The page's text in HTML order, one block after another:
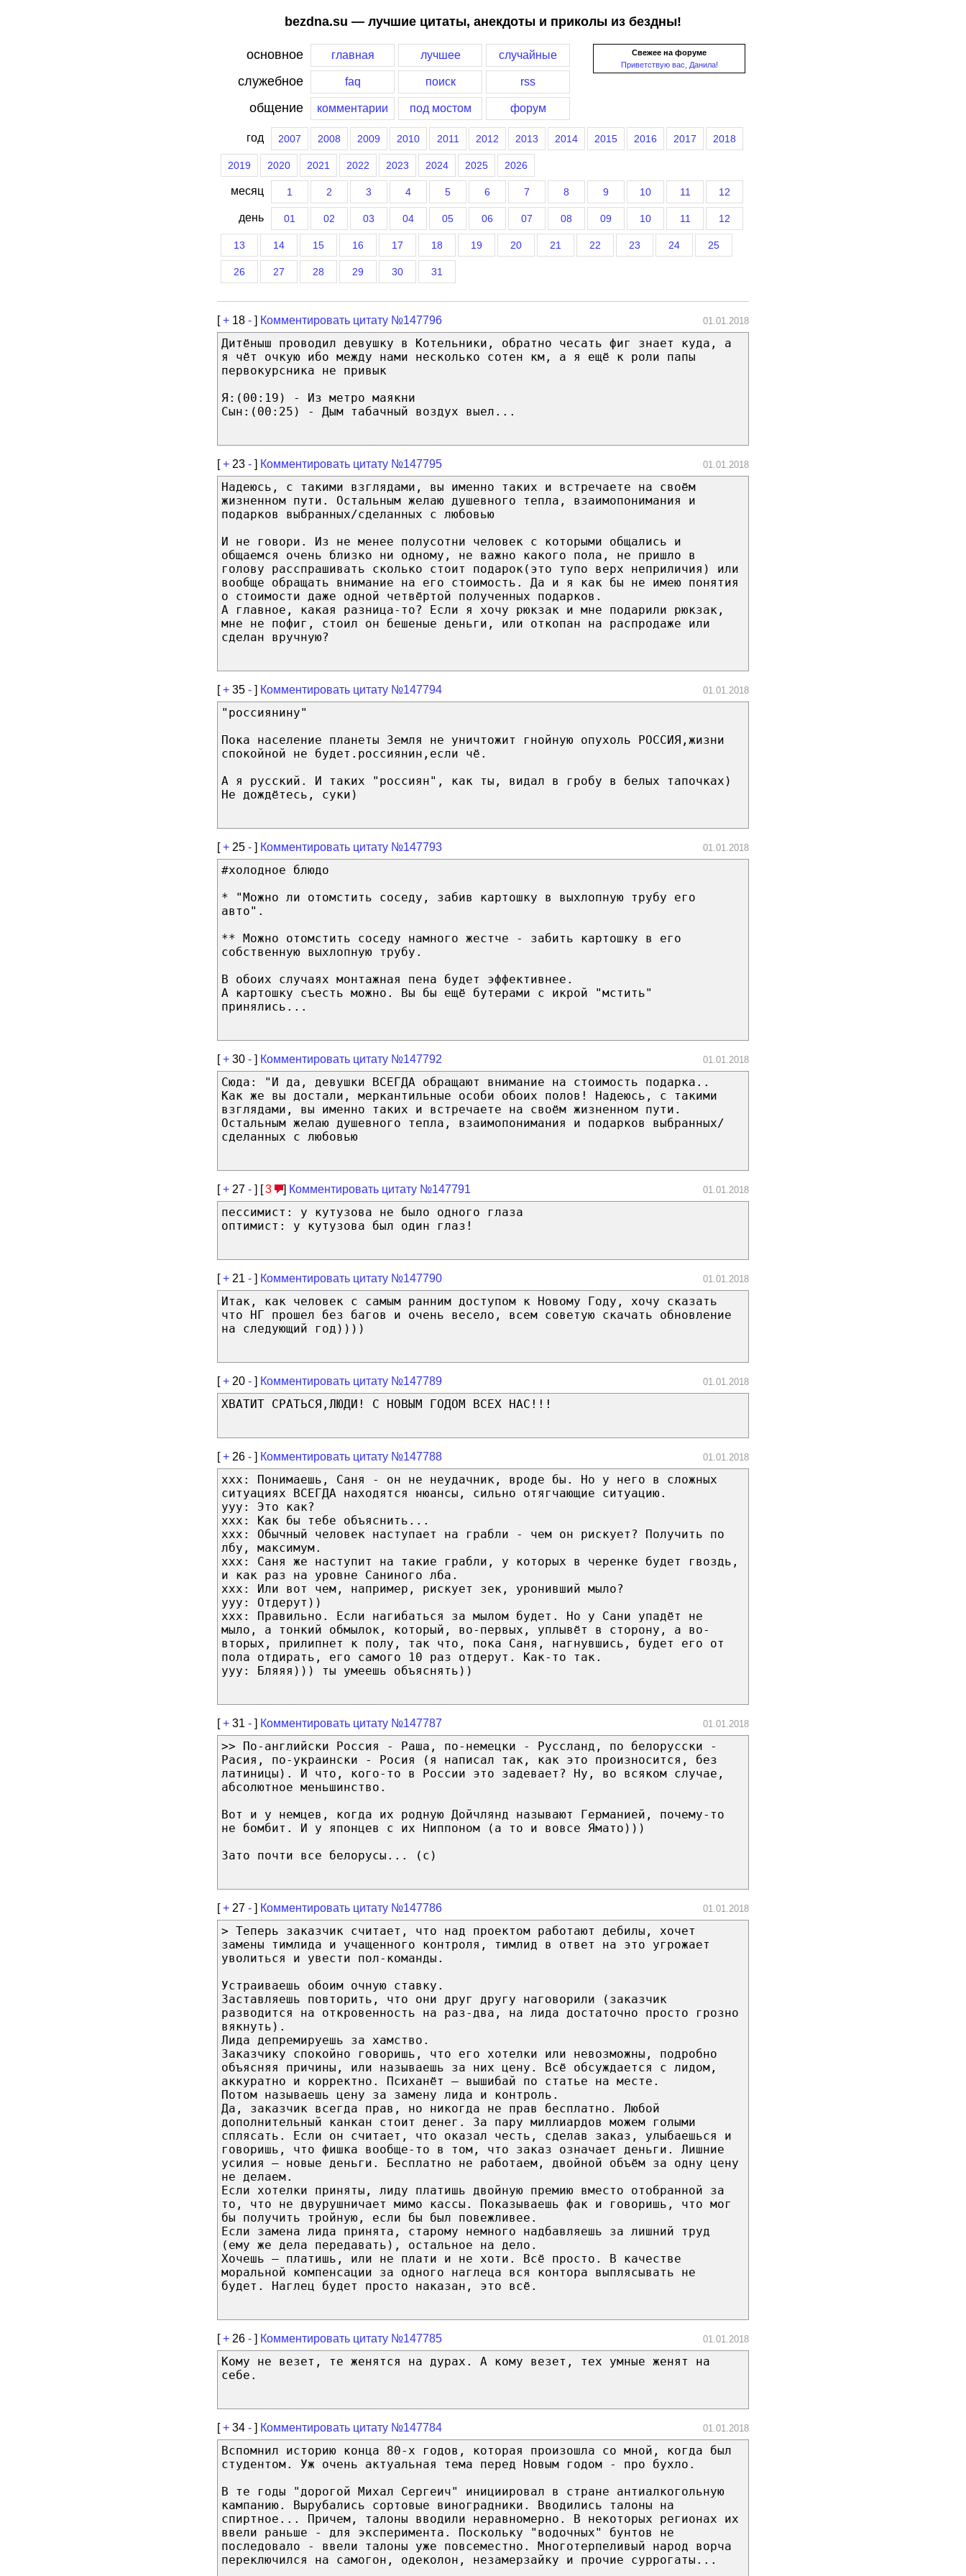
bezdna.su — лучшие цитаты, анекдоты и приколы из бездны!
Свежее на форуме
Приветствую вас, Данила!
основное главная лучшее случайные
служебное faq поиск rss
общение комментарии под мостом форум
год 2007 2008 2009 2010 2011 2012 2013 2014 2015 2016 2017 2018
2019 2020 2021 2022 2023 2024 2025 2026
месяц 1 2 3 4 5 6 7 8 9 10 11 12
день 01 02 03 04 05 06 07 08 09 10 11 12
13 14 15 16 17 18 19 20 21 22 23 24 25
26 27 28 29 30 31
[+ 18 - ] Комментировать цитату №147796 01.01.2018
Дитёныш проводил девушку в Котельники, обратно чесать фиг знает куда, а
я чёт очкую ибо между нами несколько сотен км, а я ещё к роли папы
первокурсника не привык
Я:(00:19) - Из метро маякни
Сын:(00:25) - Дым табачный воздух выел...
[+ 23 - ] Комментировать цитату №147795 01.01.2018
Надеюсь, с такими взглядами, вы именно таких и встречаете на своём
жизненном пути. Остальным желаю душевного тепла, взаимопонимания и
подарков выбранных/сделанных с любовью
И не говори. Из не менее полусотни человек с которыми общались и
общаемся очень близко ни одному, не важно какого пола, не пришло в
голову расспрашивать сколько стоит подарок(это тупо верх неприличия) или
вообще обращать внимание на его стоимость. Да и я как бы не имею понятия
о стоимости даже одной четвёртой полученных подарков.
А главное, какая разница-то? Если я хочу рюкзак и мне подарили рюкзак,
мне не пофиг, стоил он бешеные деньги, или откопан на распродаже или
сделан вручную?
[+ 35 - ] Комментировать цитату №147794 01.01.2018
"россиянину"
Пока население планеты Земля не уничтожит гнойную опухоль РОССИЯ,жизни
спокойной не будет.россиянин,если чё.
А я русский. И таких "россиян", как ты, видал в гробу в белых тапочках)
Не дождётесь, суки)
[+ 25 - ] Комментировать цитату №147793 01.01.2018
#холодное блюдо
* "Можно ли отомстить соседу, забив картошку в выхлопную трубу его
авто".
** Можно отомстить соседу намного жестче - забить картошку в его
собственную выхлопную трубу.
В обоих случаях монтажная пена будет эффективнее.
А картошку съесть можно. Вы бы ещё бутерами с икрой "мстить"
принялись...
[+ 30 - ] Комментировать цитату №147792 01.01.2018
Сюда: "И да, девушки ВСЕГДА обращают внимание на стоимость подарка..
Как же вы достали, меркантильные особи обоих полов! Надеюсь, с такими
взглядами, вы именно таких и встречаете на своём жизненном пути.
Остальным желаю душевного тепла, взаимопонимания и подарков выбранных/
сделанных с любовью
[+ 27 - ] [3 ] Комментировать цитату №147791 01.01.2018
пессимист: у кутузова не было одного глаза
оптимист: у кутузова был один глаз!
[+ 21 - ] Комментировать цитату №147790 01.01.2018
Итак, как человек с самым ранним доступом к Новому Году, хочу сказать
что НГ прошел без багов и очень весело, всем советую скачать обновление
на следующий год))))
[+ 20 - ] Комментировать цитату №147789 01.01.2018
ХВАТИТ СРАТЬСЯ,ЛЮДИ! С НОВЫМ ГОДОМ ВСЕХ НАС!!!
[+ 26 - ] Комментировать цитату №147788 01.01.2018
xxx: Понимаешь, Саня - он не неудачник, вроде бы. Но у него в сложных
ситуациях ВСЕГДА находятся нюансы, сильно отягчающие ситуацию.
ууу: Это как?
ххх: Как бы тебе объяснить...
ххх: Обычный человек наступает на грабли - чем он рискует? Получить по
лбу, максимум.
ххх: Саня же наступит на такие грабли, у которых в черенке будет гвоздь,
и как раз на уровне Саниного лба.
ххх: Или вот чем, например, рискует зек, уронивший мыло?
ууу: Отдерут))
ххх: Правильно. Если нагибаться за мылом будет. Но у Сани упадёт не
мыло, а тонкий обмылок, который, во-первых, уплывёт в сторону, а во-
вторых, прилипнет к полу, так что, пока Саня, нагнувшись, будет его от
пола отдирать, его самого 10 раз отдерут. Как-то так.
ууу: Бляяя))) ты умеешь объяснять))
[+ 31 - ] Комментировать цитату №147787 01.01.2018
>> По-английски Россия - Раша, по-немецки - Руссланд, по белорусски -
Расия, по-украински - Росия (я написал так, как это произносится, без
латиницы). И что, кого-то в России это задевает? Ну, во всяком случае,
абсолютное меньшинство.
Вот и у немцев, когда их родную Дойчлянд называют Германией, почему-то
не бомбит. И у японцев с их Ниппоном (а то и вовсе Ямато)))
Зато почти все белорусы... (с)
[+ 27 - ] Комментировать цитату №147786 01.01.2018
> Теперь заказчик считает, что над проектом работают дебилы, хочет
замены тимлида и учащенного контроля, тимлид в ответ на это угрожает
уволиться и увести пол-команды.
Устраиваешь обоим очную ставку.
Заставляешь повторить, что они друг другу наговорили (заказчик
разводится на откровенность на раз-два, на лида достаточно просто грозно
вякнуть).
Лида депремируешь за хамство.
Заказчику спокойно говоришь, что его хотелки или невозможны, подробно
объясняя причины, или называешь за них цену. Всё обсуждается с лидом,
аккуратно и корректно. Психанёт — вышибай по статье на месте.
Потом называешь цену за замену лида и контроль.
Да, заказчик всегда прав, но никогда не прав бесплатно. Любой
дополнительный канкан стоит денег. За пару миллиардов можем голыми
сплясать. Если он считает, что оказал честь, сделав заказ, улыбаешься и
говоришь, что фишка вообще-то в том, что заказ означает деньги. Лишние
усилия — новые деньги. Бесплатно не работаем, двойной объём за одну цену
не делаем.
Если хотелки приняты, лиду платишь двойную премию вместо отобранной за
то, что не двурушничает мимо кассы. Показываешь фак и говоришь, что мог
бы получить тройную, если бы был повежливее.
Если замена лида принята, старому немного надбавляешь за лишний труд
(ему же дела передавать), остальное на дело.
Хочешь — платишь, или не плати и не хоти. Всё просто. В качестве
моральной компенсации за одного наглеца вся контора выплясывать не
будет. Наглец будет просто наказан, это всё.
[+ 26 - ] Комментировать цитату №147785 01.01.2018
Кому не везет, те женятся на дурах. А кому везет, тех умные женят на
себе.
[+ 34 - ] Комментировать цитату №147784 01.01.2018
Вспомнил историю конца 80-х годов, которая произошла со мной, когда был
студентом. Уж очень актуальная тема перед Новым годом - про бухло.
В те годы "дорогой Михал Сергеич" инициировал в стране антиалкогольную
кампанию. Вырубались сортовые виноградники. Вводились талоны на
спиртное... Причем, талоны вводили неравномерно. В некоторых регионах их
ввели раньше - для эксперимента. Поскольку "водочных" бунтов не
последовало - ввели талоны уже повсеместно. Многотерпеливый народ ворча
переключился на самогон, одеколон, незамерзайку и прочие суррогаты...